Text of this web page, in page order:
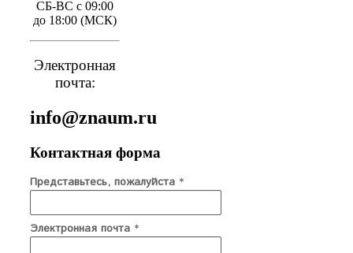
СБ-ВС с 09:00
до 18:00 (МСК)
Электронная
почта:
info@znaum.ru
Контактная форма
Представьтесь, пожалуйста *
Электронная почта *